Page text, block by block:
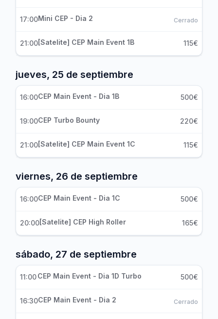
17:00Mini CEP - Dia 2 Cerrado
21:00[Satelite] CEP Main Event 1B 115€
jueves, 25 de septiembre
16:00CEP Main Event - Dia 1B 500€
19:00CEP Turbo Bounty 220€
21:00[Satelite] CEP Main Event 1C 115€
viernes, 26 de septiembre
16:00CEP Main Event - Dia 1C 500€
20:00[Satelite] CEP High Roller 165€
sábado, 27 de septiembre
11:00CEP Main Event - Dia 1D Turbo 500€
16:30CEP Main Event - Dia 2 Cerrado